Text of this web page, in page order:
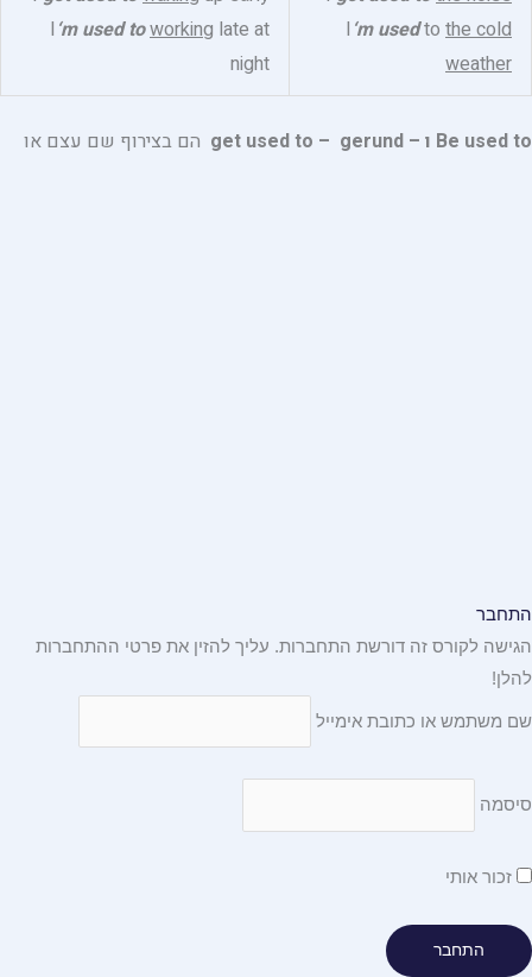
I ‘m usedto the cold
weather
I ‘m used toworking late at
night
Be used to ו – get used to – gerund הם בצירוף שם עצם או
התחבר
הגישה לקורס זה דורשת התחברות. עליך להזין את פרטי ההתחברות
להלן!
שם משתמש או כתובת אימייל
סיסמה
זכור אותי